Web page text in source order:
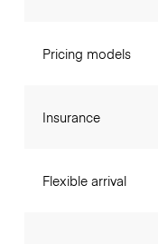
Pricing models
Insurance
Flexible arrival